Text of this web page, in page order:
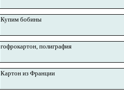
Купим бобины
гофрокартон, полиграфия
Картон из Франции